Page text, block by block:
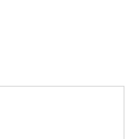
4,8 estrellas en